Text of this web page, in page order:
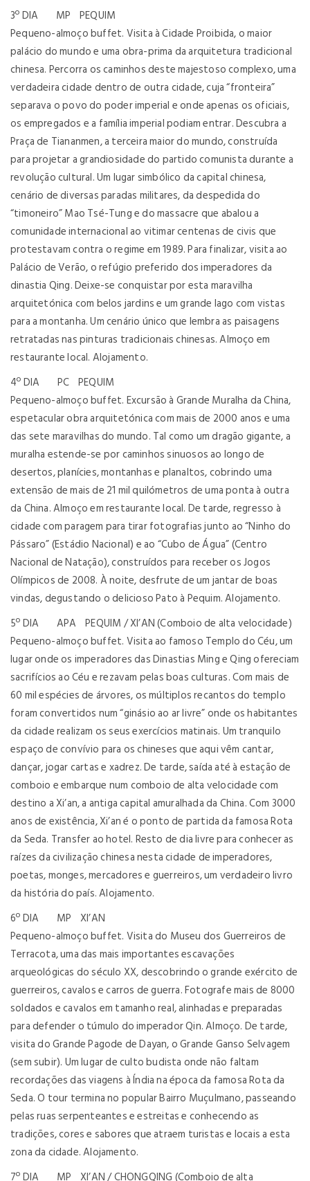
3º DIA MP PEQUIM
Pequeno-almoço buffet. Visita à Cidade Proibida, o maior
palácio do mundo e uma obra-prima da arquitetura tradicional
chinesa. Percorra os caminhos deste majestoso complexo, uma
verdadeira cidade dentro de outra cidade, cuja “fronteira”
separava o povo do poder imperial e onde apenas os oficiais,
os empregados e a família imperial podiam entrar. Descubra a
Praça de Tiananmen, a terceira maior do mundo, construída
para projetar a grandiosidade do partido comunista durante a
revolução cultural. Um lugar simbólico da capital chinesa,
cenário de diversas paradas militares, da despedida do
“timoneiro” Mao Tsé-Tung e do massacre que abalou a
comunidade internacional ao vitimar centenas de civis que
protestavam contra o regime em 1989. Para finalizar, visita ao
Palácio de Verão, o refúgio preferido dos imperadores da
dinastia Qing. Deixe-se conquistar por esta maravilha
arquitetónica com belos jardins e um grande lago com vistas
para a montanha. Um cenário único que lembra as paisagens
retratadas nas pinturas tradicionais chinesas. Almoço em
restaurante local. Alojamento.
4º DIA PC PEQUIM
Pequeno-almoço buffet. Excursão à Grande Muralha da China,
espetacular obra arquitetónica com mais de 2000 anos e uma
das sete maravilhas do mundo. Tal como um dragão gigante, a
muralha estende-se por caminhos sinuosos ao longo de
desertos, planícies, montanhas e planaltos, cobrindo uma
extensão de mais de 21 mil quilómetros de uma ponta à outra
da China. Almoço em restaurante local. De tarde, regresso à
cidade com paragem para tirar fotografias junto ao “Ninho do
Pássaro” (Estádio Nacional) e ao “Cubo de Água” (Centro
Nacional de Natação), construídos para receber os Jogos
Olímpicos de 2008. À noite, desfrute de um jantar de boas
vindas, degustando o delicioso Pato à Pequim. Alojamento.
5º DIA APA PEQUIM / XI’AN (Comboio de alta velocidade)
Pequeno-almoço buffet. Visita ao famoso Templo do Céu, um
lugar onde os imperadores das Dinastias Ming e Qing ofereciam
sacrifícios ao Céu e rezavam pelas boas culturas. Com mais de
60 mil espécies de árvores, os múltiplos recantos do templo
foram convertidos num “ginásio ao ar livre” onde os habitantes
da cidade realizam os seus exercícios matinais. Um tranquilo
espaço de convívio para os chineses que aqui vêm cantar,
dançar, jogar cartas e xadrez. De tarde, saída até à estação de
comboio e embarque num comboio de alta velocidade com
destino a Xi’an, a antiga capital amuralhada da China. Com 3000
anos de existência, Xi’an é o ponto de partida da famosa Rota
da Seda. Transfer ao hotel. Resto de dia livre para conhecer as
raízes da civilização chinesa nesta cidade de imperadores,
poetas, monges, mercadores e guerreiros, um verdadeiro livro
da história do país. Alojamento.
6º DIA MP XI’AN
Pequeno-almoço buffet. Visita do Museu dos Guerreiros de
Terracota, uma das mais importantes escavações
arqueológicas do século XX, descobrindo o grande exército de
guerreiros, cavalos e carros de guerra. Fotografe mais de 8000
soldados e cavalos em tamanho real, alinhadas e preparadas
para defender o túmulo do imperador Qin. Almoço. De tarde,
visita do Grande Pagode de Dayan, o Grande Ganso Selvagem
(sem subir). Um lugar de culto budista onde não faltam
recordações das viagens à Índia na época da famosa Rota da
Seda. O tour termina no popular Bairro Muçulmano, passeando
pelas ruas serpenteantes e estreitas e conhecendo as
tradições, cores e sabores que atraem turistas e locais a esta
zona da cidade. Alojamento.
7º DIA MP XI’AN / CHONGQING (Comboio de alta